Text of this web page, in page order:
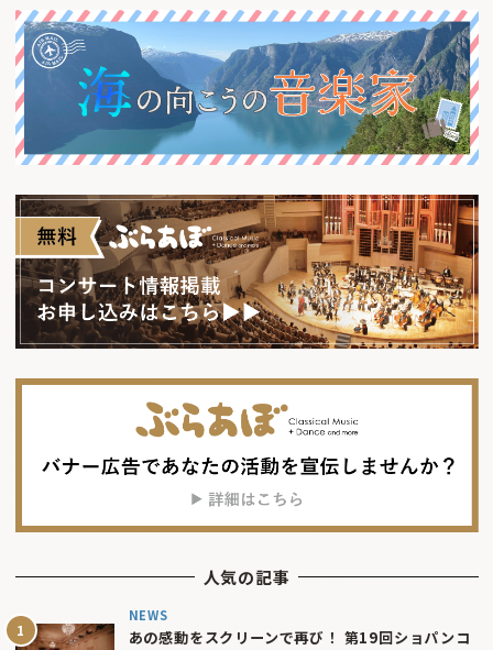
人気の記事
NEWS
あの感動をスクリーンで再び！ 第19回ショパンコ